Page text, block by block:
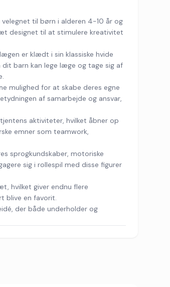
til børn i alderen 4-10 år og
designet til at stimulere kreativitet
er klædt i sin klassiske hvide
barn kan lege læge og tage sig af
mulighed for at skabe deres egne
af samarbejde og ansvar,
aktiviteter, hvilket åbner op
emner som teamwork,
sprogkundskaber, motoriske
sig i rollespil med disse figurer
hvilket giver endnu flere
blive en favorit.
der både underholder og